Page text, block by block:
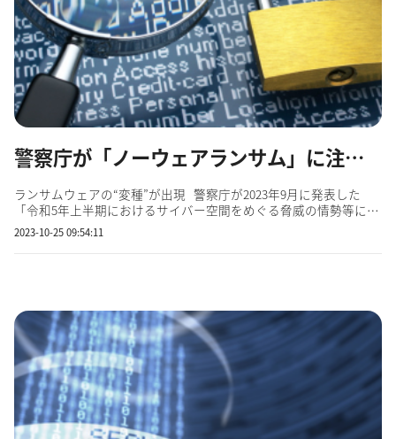
警察庁が「ノーウェアランサム」に注意喚起 ～先鋭化するランサムウェアの状況は？～
ランサムウェアの“変種”が出現 警察庁が2023年9月に発表した
「令和5年上半期におけるサイバー空間をめぐる脅威の情勢等につ
いて」では、「ノーウェアランサム」に言及しています。ランサ
ムウェアの“変種”と言えるものですが、これに至るまでの経緯を
2023-10-25 09:54:11